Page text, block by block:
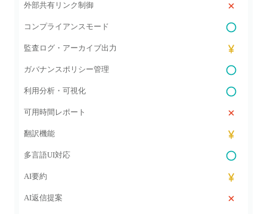
外部共有リンク制御
コンプライアンスモード
監査ログ・アーカイブ出力
ガバナンスポリシー管理
利用分析・可視化
可用時間レポート
翻訳機能
多言語UI対応
AI要約
AI返信提案